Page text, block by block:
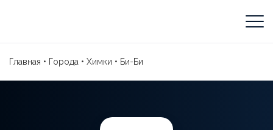
Главная • Города • Химки • Би-Би